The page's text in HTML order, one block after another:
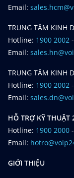
Email:
TRUNG TÂM KINH
Hotline: 1900 2002 -
Email:
TRUNG TÂM KINH
Hotline: 1900 2002 -
Email:
HỖ TRỢ KỸ THUẬT
Hotline: 1900 2000 -
Email:
GIỚI THIỆU